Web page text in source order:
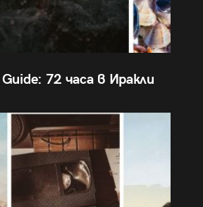
72 часа в Иракли